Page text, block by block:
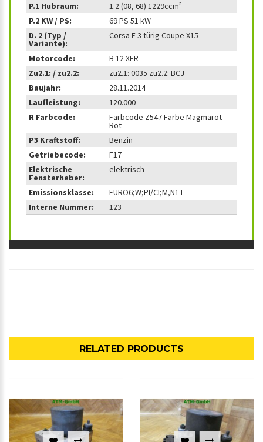
P.1 Hubraum:
1.2 (08, 68) 1229ccm³
P.2 KW / PS:
69 PS 51 kW
D. 2 (Typ /
Variante):
Corsa E 3 türig Coupe X15
Motorcode:
B 12 XER
Zu2.1: / zu2.2:
zu2.1: 0035 zu2.2: BCJ
Baujahr:
28.11.2014
Laufleistung:
120.000
R Farbcode:
Farbcode Z547 Farbe Magmarot
Rot
P3 Kraftstoff:
Benzin
Getriebecode:
F17
Elektrische
Fensterheber:
elektrisch
Emissionsklasse:
EURO6;W;PI/CI;M,N1 I
Interne Nummer:
123
RELATED PRODUCTS